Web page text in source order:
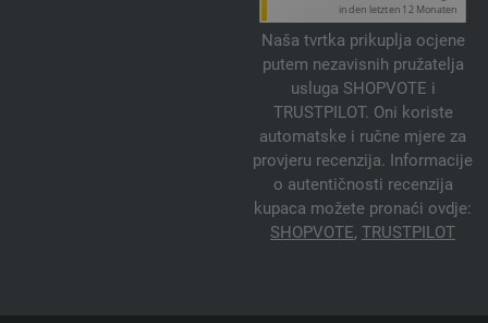
Naša tvrtka prikuplja ocjene
putem nezavisnih pružatelja
usluga SHOPVOTE i
TRUSTPILOT. Oni koriste
automatske i ručne mjere za
provjeru recenzija. Informacije
o autentičnosti recenzija
kupaca možete pronaći ovdje:
SHOPVOTE, TRUSTPILOT